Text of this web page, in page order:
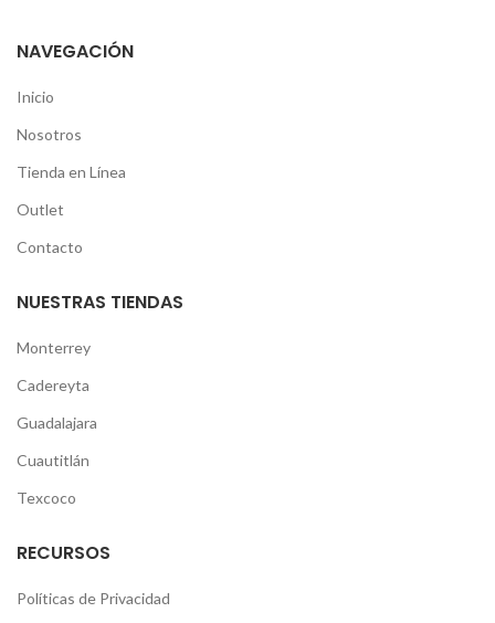
NAVEGACIÓN
Inicio
Nosotros
Tienda en Línea
Outlet
Contacto
NUESTRAS TIENDAS
Monterrey
Cadereyta
Guadalajara
Cuautitlán
Texcoco
RECURSOS
Políticas de Privacidad